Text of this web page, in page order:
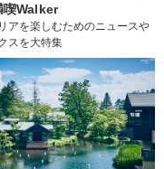
喫Walker
アを楽しむためのニュースや
スを大特集